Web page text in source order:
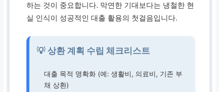
하는 것이 중요합니다. 막연한 기대보다는 냉철한 현
실 인식이 성공적인 대출 활용의 첫걸음입니다.
💡 상환 계획 수립 체크리스트
대출 목적 명확화 (예: 생활비, 의료비, 기존 부
채 상환)